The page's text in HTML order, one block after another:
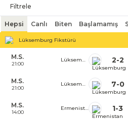
Filtrele
Hepsi Canlı Biten Başlamamış
Lüksemburg Fikstürü
M.S.
21:00
Lüksemburg 2-2
M.S.
21:00
Lüksemburg 7-0
M.S.
14:00
Ermenistan 1-3